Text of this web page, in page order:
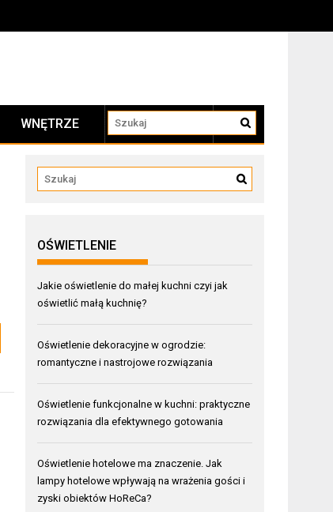
WNĘTRZE KONTAKT
OŚWIETLENIE
Jakie oświetlenie do małej kuchni czyi jak
oświetlić małą kuchnię?
Oświetlenie dekoracyjne w ogrodzie:
romantyczne i nastrojowe rozwiązania
Oświetlenie funkcjonalne w kuchni: praktyczne
rozwiązania dla efektywnego gotowania
Oświetlenie hotelowe ma znaczenie. Jak
lampy hotelowe wpływają na wrażenia gości i
zyski obiektów HoReCa?